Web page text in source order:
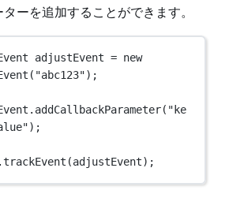
ーを追加することができます。
adjustEvent = new
( "abc123");
addCallbackParameter( "ke
);
trackEvent (adjustEvent);